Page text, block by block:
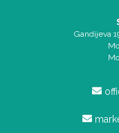
Gandijeva